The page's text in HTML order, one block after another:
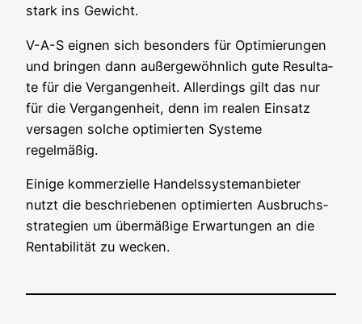
stark ins Gewicht.
V-A-S eig­nen sich beson­ders für Opti­mie­run­gen
und brin­gen dann außer­ge­wöhn­lich gute Resul­ta­
te für die Ver­gan­gen­heit. Aller­dings gilt das nur
für die Ver­gan­gen­heit, denn im rea­len Ein­satz
ver­sa­gen sol­che opti­mier­ten Sys­te­me
regelmäßig.
Eini­ge kom­mer­zi­el­le Han­dels­sys­tem­an­bie­ter
nutzt die beschrie­be­nen opti­mier­ten Aus­bruchs­
stra­te­gien um über­mä­ßi­ge Erwar­tun­gen an die
Ren­ta­bi­li­tät zu wecken.